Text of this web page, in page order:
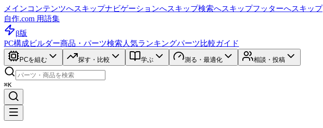
メインコンテンツへスキップナビゲーションへスキップ検索へスキップフッターへスキップ
自作.com 用語集
β版
PC構成ビルダー商品・パーツ検索 人気ランキングパーツ比較ガイド
PCを組む 探す・比較 学ぶ 測る・最適化 相談・投稿
⌘K